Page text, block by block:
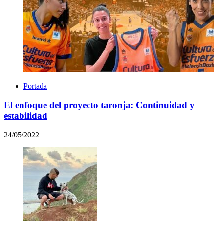
Portada
El enfoque del proyecto taronja: Continuidad y
estabilidad
24/05/2022